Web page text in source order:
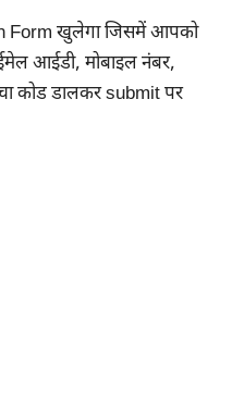
खुलेगा जिसमें आपको
आईडी, मोबाइल नंबर,
कोड डालकर submit पर